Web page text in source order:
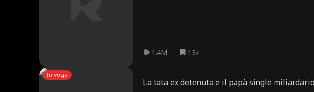
1.4M 13k
In voga
La tata ex detenuta e il papà single miliardario